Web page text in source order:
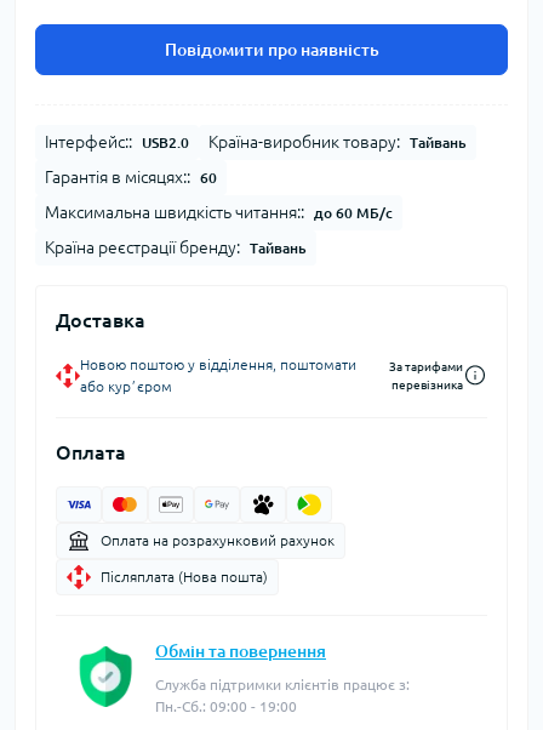
Повідомити про наявність
Інтерфейс:: USB2.0 Країна-виробник товару: Тайвань
Гарантія в місяцях:: 60
Максимальна швидкість читання:: до 60 МБ/с
Країна реєстрації бренду: Тайвань
Доставка
Новою поштою у відділення, поштомати
або курʼєром
За тарифами
перевізника
Оплата
Оплата на розрахунковий рахунок
Післяплата (Нова пошта)
Обмін та повернення
Служба підтримки клієнтів працює з:
Пн.-Сб.: 09:00 - 19:00